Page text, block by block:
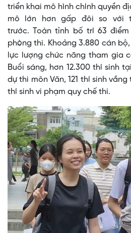
triển khai mô hình chính quyền
mô lớn hơn gấp đôi so với
trước. Toàn tỉnh bố trí 63
phòng thi. Khoảng 3.880 cán
lực lượng chức năng tham gia
Buổi sáng, hơn 12.300 thí sinh
dự thi môn Văn, 121 thí sinh
thí sinh vi phạm quy chế thi.